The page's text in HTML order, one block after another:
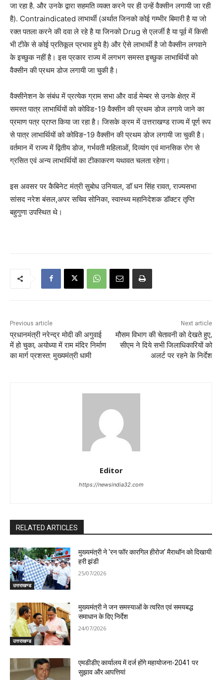
जा रहा है. और उनके द्वारा सहमति व्यक्त करने पर ही उन्हें वैक्सीन लगायी जा रही
है). Contraindicated लाभार्थी (अर्थात जिनको कोई गम्भीर बिमारी है या जो
रक्त पतला करने की दवा ले रहे है या जिनको Drug से एलर्जी है या पूर्व में किसी
भी टीके से कोई प्रतिकूल प्रभाव हुये है) और ऐसे लाभार्थी है जो वैक्सीन लगवाने
के इच्छुक नहीं है। इस प्रकार राज्य में लगभग समस्त इच्छुक लाभार्थियों को
वैक्सीन की प्रथम डोज लगायी जा चुकी है।
वैक्सीनेशन के संबंध में प्रत्येक ग्राम सभा और वार्ड मेम्बर से उनके क्षेत्र में
समस्त पात्र लाभार्थियों को कोविड-19 वैक्सीन की प्रथम डोज लगाये जाने का
प्रमाण पत्र प्राप्त किया जा रहा है। जिसके क्रम में उत्तराखण्ड राज्य में पूर्ण रूप
से पात्र लाभार्थियों को कोविङ-19 वैक्सीन की प्रथम डोज लगायी जा चुकी है।
वर्तमान में राज्य में द्वितीय डोज, गर्भवती महिलाओं, दिव्यांग एवं मानसिक रोग से
ग्रसित एवं अन्य लाभार्थियों का टीकाकरण यथावत चलता रहेगा।
इस अवसर पर कैबिनेट मंत्री सुबोध उनियाल, डॉ धन सिंह रावत, राज्यसभा
सांसद नरेश बंसल,अपर सचिव सोनिका, स्वास्थ्य महानिदेशक डॉक्टर तृप्ति
बहुगुणा उपस्थित थे।
Previous article
प्रधानमंत्री नरेन्द्र मोदी की अगुवाई
में हो चुका, अयोध्या में राम मंदिर निर्माण
का मार्ग प्रशस्त: मुख्यमंत्री धामी
Next article
मौसम विभाग की चेतावनी को देखते हुए,
सीएम ने दिये सभी जिलाधिकारियों को
अलर्ट पर रहने के निर्देश
Editor
https://newsindia32.com
RELATED ARTICLES
उत्तराखण्ड
मुख्यमंत्री ने ‘रन फॉर कारगिल हीरोज’ मैराथॉन को दिखायी
हरी झंडी
25/07/2026
उत्तराखण्ड
मुख्यमंत्री ने जन समस्याओं के त्वरित एवं समयबद्ध
समाधान के दिए निर्देश
24/07/2026
एमडीडीए कार्यालय में दर्ज होंगे महायोजना-2041 पर
सुझाव और आपत्तियां